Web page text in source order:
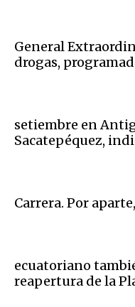
General
drogas,
setiembre en
Sacatepéquez,
Carrera. Por
ecuatoriano
reapertura de la